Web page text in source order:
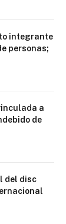
integrante
personas;
a
de
del disc